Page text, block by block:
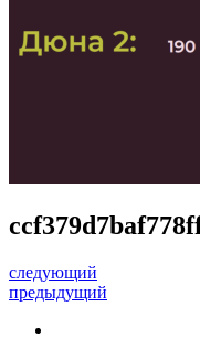
следующий
предыдущий